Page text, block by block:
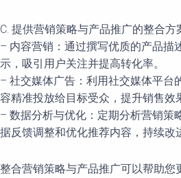
C. 提供营销策略与产品推广的整合方
– 内容营销：通过撰写优质的产品描
示，吸引用户关注并提高转化率。
– 社交媒体广告：利用社交媒体平台
容精准投放给目标受众，提升销售效
– 数据分析与优化：定期分析营销策
据反馈调整和优化推荐内容，持续改
整合营销策略与产品推广可以帮助您